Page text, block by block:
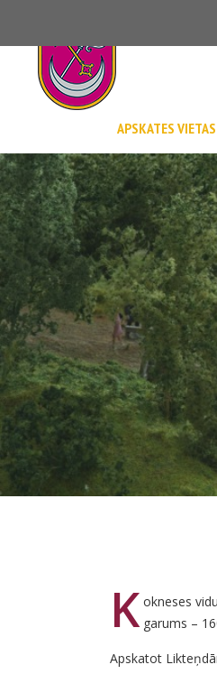
navigation
APSKATES VIETAS
K okneses
garums –
Apskatot